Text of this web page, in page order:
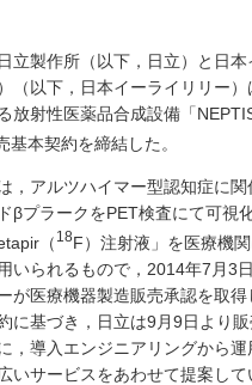
日立製作所（以下，日立）と日本
（以下，日本イーライリリー）
放射性医薬品合成設備「
基本契約を締結した。
，アルツハイマー型認知症に関
βプラークをPET検査にて可視
（ 18F）注射液」を医療機
いられるもので，2014年7月3
が医療機器製造販売承認を取
に基づき，日立は9月9日より
，導入エンジニアリングから運
いサービスをあわせて提案して